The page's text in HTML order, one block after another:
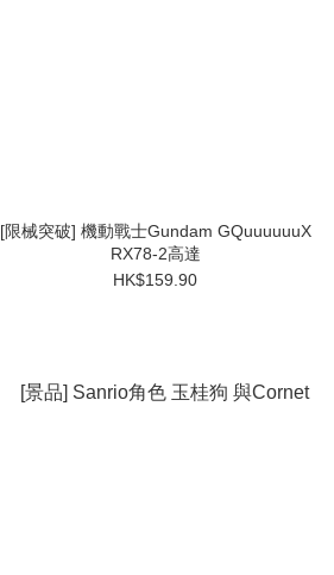
[限械突破] 機動戰士Gundam GQuuuuuuX
RX78-2高達
HK$159.90